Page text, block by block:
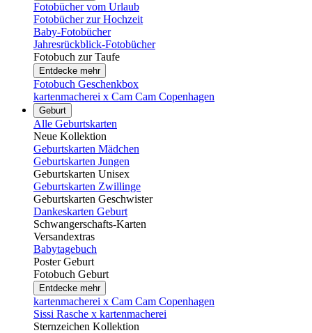
Fotobücher vom Urlaub
Fotobücher zur Hochzeit
Baby-Fotobücher
Jahresrückblick-Fotobücher
Fotobuch zur Taufe
Entdecke mehr
Fotobuch Geschenkbox
kartenmacherei x Cam Cam Copenhagen
Geburt
Alle Geburtskarten
Neue Kollektion
Geburtskarten Mädchen
Geburtskarten Jungen
Geburtskarten Unisex
Geburtskarten Zwillinge
Geburtskarten Geschwister
Dankeskarten Geburt
Schwangerschafts-Karten
Versandextras
Babytagebuch
Poster Geburt
Fotobuch Geburt
Entdecke mehr
kartenmacherei x Cam Cam Copenhagen
Sissi Rasche x kartenmacherei
Sternzeichen Kollektion